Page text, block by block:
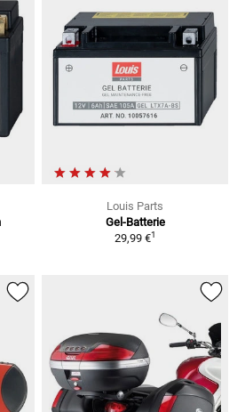
Louis Parts
Gel-Batterie
29,99 €1